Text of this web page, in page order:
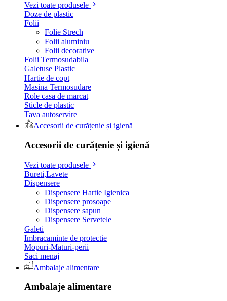
Vezi toate produsele
Doze de plastic
Folii
Folie Strech
Folii aluminiu
Folii decorative
Folii Termosudabila
Galetuse Plastic
Hartie de copt
Masina Termosudare
Role casa de marcat
Sticle de plastic
Tava autoservire
Accesorii de curățenie și igienă
Accesorii de curățenie și igienă
Vezi toate produsele
Bureti,Lavete
Dispensere
Dispensere Hartie Igienica
Dispensere prosoape
Dispensere sapun
Dispensere Servetele
Galeti
Imbracaminte de protectie
Mopuri-Maturi-perii
Saci menaj
Ambalaje alimentare
Ambalaje alimentare